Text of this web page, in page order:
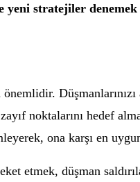
yeni stratejiler denemek
noktalarını hedef
ona karşı en
etmek, düşman